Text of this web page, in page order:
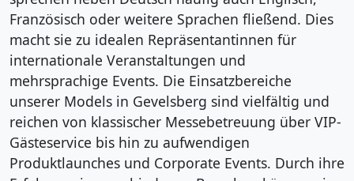
Französisch oder weitere Sprachen fließend. Dies
macht sie zu idealen Repräsentantinnen für
internationale Veranstaltungen und
mehrsprachige Events. Die Einsatzbereiche
unserer Models in Gevelsberg sind vielfältig und
reichen von klassischer Messebetreuung über VIP-
Gästeservice bis hin zu aufwendigen
Produktlaunches und Corporate Events. Durch ihre